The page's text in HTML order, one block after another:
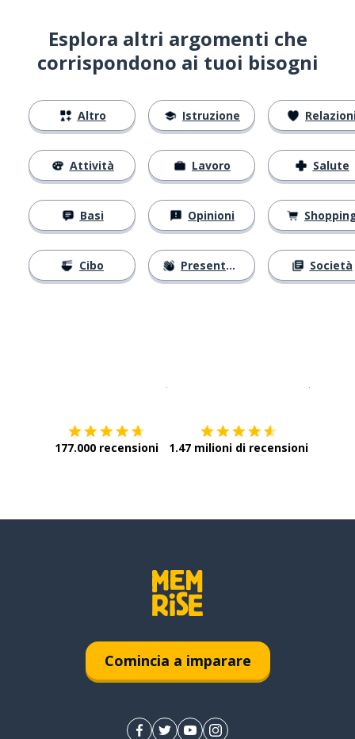
Esplora altri argomenti che
corrispondono ai tuoi bisogni
Altro
Attività
Basi
Cibo
Istruzione
Lavoro
Opinioni
Presentarsi
Salute
Società
177.000 recensioni 1.47 milioni di recensioni
Comincia a imparare